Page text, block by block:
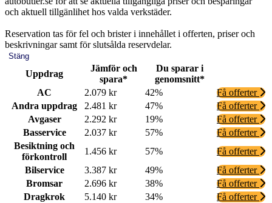
och aktuell tillgänlihet hos valda verkstäder.
Reservation tas för fel och brister i innehållet i offerten, priser och
beskrivningar samt för slutsålda reservdelar.
Stäng
Uppdrag
Jämför och
spara*
Du sparar i
genomsnitt*
AC
2.079 kr 42%
Få offerter
Andra uppdrag
2.481 kr 47%
Få offerter
Avgaser
2.292 kr 19%
Få offerter
Basservice
2.037 kr 57%
Få offerter
Besiktning och
förkontroll
1.456 kr 57%
Få offerter
Bilservice
3.387 kr 49%
Få offerter
Bromsar
2.696 kr 38%
Få offerter
Dragkrok
5.140 kr 34%
Få offerter